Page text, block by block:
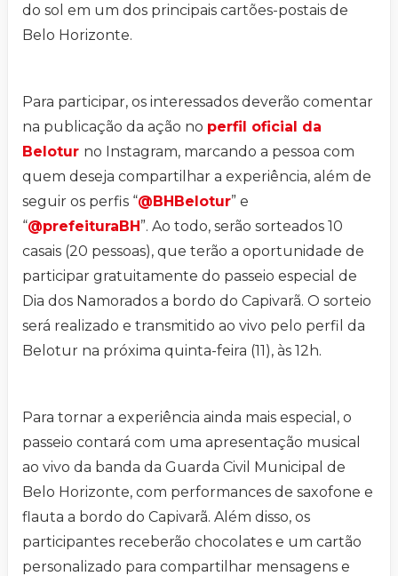
do sol em um dos principais cartões-postais de
Belo Horizonte.
Para participar, os interessados deverão comentar
na publicação da ação no perfil oficial da
Belotur no Instagram, marcando a pessoa com
quem deseja compartilhar a experiência, além de
seguir os perfis “@BHBelotur” e
“@prefeituraBH”. Ao todo, serão sorteados 10
casais (20 pessoas), que terão a oportunidade de
participar gratuitamente do passeio especial de
Dia dos Namorados a bordo do Capivarã. O sorteio
será realizado e transmitido ao vivo pelo perfil da
Belotur na próxima quinta-feira (11), às 12h.
Para tornar a experiência ainda mais especial, o
passeio contará com uma apresentação musical
ao vivo da banda da Guarda Civil Municipal de
Belo Horizonte, com performances de saxofone e
flauta a bordo do Capivarã. Além disso, os
participantes receberão chocolates e um cartão
personalizado para compartilhar mensagens e